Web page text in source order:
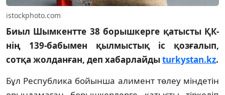
istockphoto.com
Биыл Шымкентте 38 борышкерге қатысты ҚК-
нің 139-бабымен қылмыстық іс қозғалып,
сотқа жолданған, деп хабарлайдыturkystan.kz.
Бұл Республика бойынша алимент төлеу міндетін